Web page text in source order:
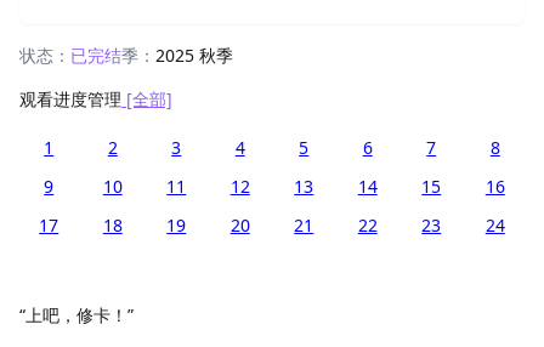
状态： 已完结季： 2025 秋季
观看进度管理 [全部]
1 2 3 4 5 6 7
8
9
10 11 12 13 14 15
16
17
18 19 20 21 22 23 24
“上吧，修卡！”